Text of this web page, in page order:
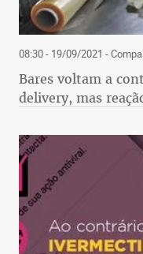
08:30 - 19/09/2021 -
Bares voltam a
delivery, mas